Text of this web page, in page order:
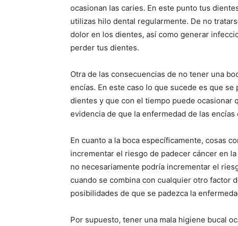
ocasionan las caries. En este punto tus
utilizas hilo dental regularmente. De no
dolor en los dientes, así como generar
perder tus dientes.
Otra de las consecuencias de no tener una
encías. En este caso lo que sucede es que
dientes y que con el tiempo puede ocasionar
evidencia de que la enfermedad de las
En cuanto a la boca específicamente, cosas
incrementar el riesgo de padecer cáncer en
no necesariamente podría incrementar el
cuando se combina con cualquier otro factor
posibilidades de que se padezca la
Por supuesto, tener una mala higiene bucal